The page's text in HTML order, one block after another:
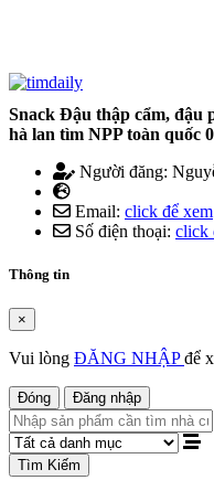
Snack Đậu thập cẩm, đậu
hà lan tìm NPP toàn quốc
Người đăng:
Email: click để xem
Số điện thoại: click
Thông tin
×
Vui lòng ĐĂNG NHẬPđể
Đóng Đăng nhập
Tìm Kiếm